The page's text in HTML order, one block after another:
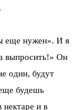
еще нужен». И я
выпросить!» Он
один, будут
будешь
и в